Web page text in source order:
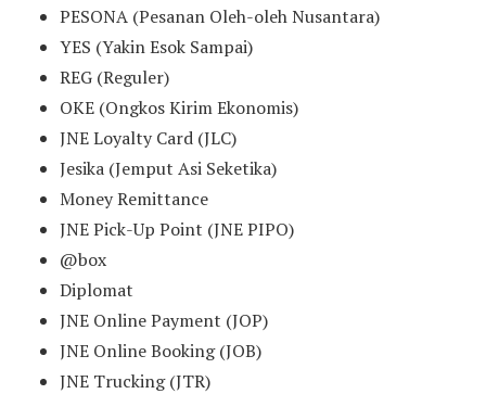
PESONA (Pesanan Oleh-oleh Nusantara)
YES (Yakin Esok Sampai)
REG (Reguler)
OKE (Ongkos Kirim Ekonomis)
JNE Loyalty Card (JLC)
Jesika (Jemput Asi Seketika)
Money Remittance
JNE Pick-Up Point (JNE PIPO)
@box
Diplomat
JNE Online Payment (JOP)
JNE Online Booking (JOB)
JNE Trucking (JTR)